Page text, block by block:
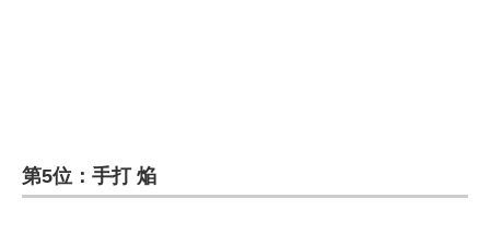
第5位：手打 焔